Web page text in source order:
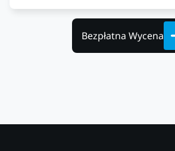
Bezpłatna Wycena